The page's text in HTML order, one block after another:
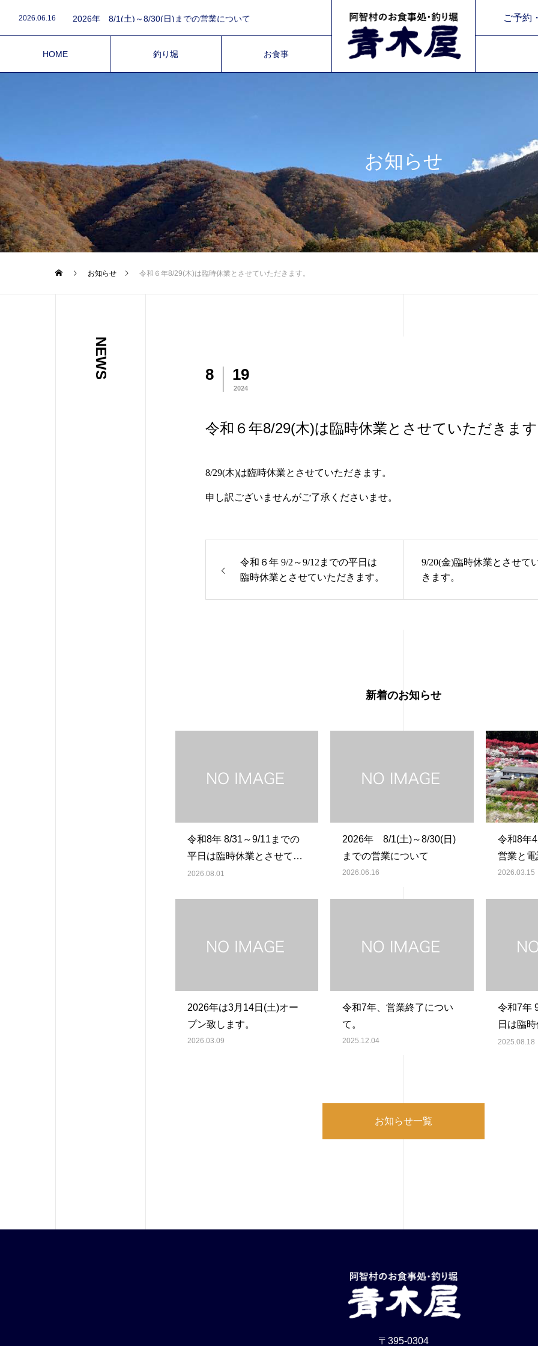
HOME 釣り堀 お食事
2026.06.16 2026年 8/1(土)～8/30(日)までの営業について
2026.03.9 2026年は3月14日(土)オープン致します。
2026.08.1
ご予約
お知らせ
お知らせ 令和６年8/29(木)は臨時休業とさせていただきます。
NEWS 8 19
2024
令和６年8/29(木)は臨時休業とさせていただきま
8/29(木)は臨時休業とさせていただきます。
申し訳ございませんがご了承くださいませ。
令和６年 9/2～9/12までの平日は
臨時休業とさせていただきます。
9/20(金)臨時休業とさせて
きます。
新着のお知らせ
令和8年 8/31～9/11までの
平日は臨時休業とさせてい
ただきます。
2026.08.01
2026年 8/1(土)～8/30(日)
までの営業について
2026.06.16
令和8年
営業と
2026.03.15
2026年は3月14日(土)オー
プン致します。
2026.03.09
令和7年、営業終了につい
て。
2025.12.04
令和7年
日は臨
だきます
2025.08.18
お知らせ一覧
〒395-0304